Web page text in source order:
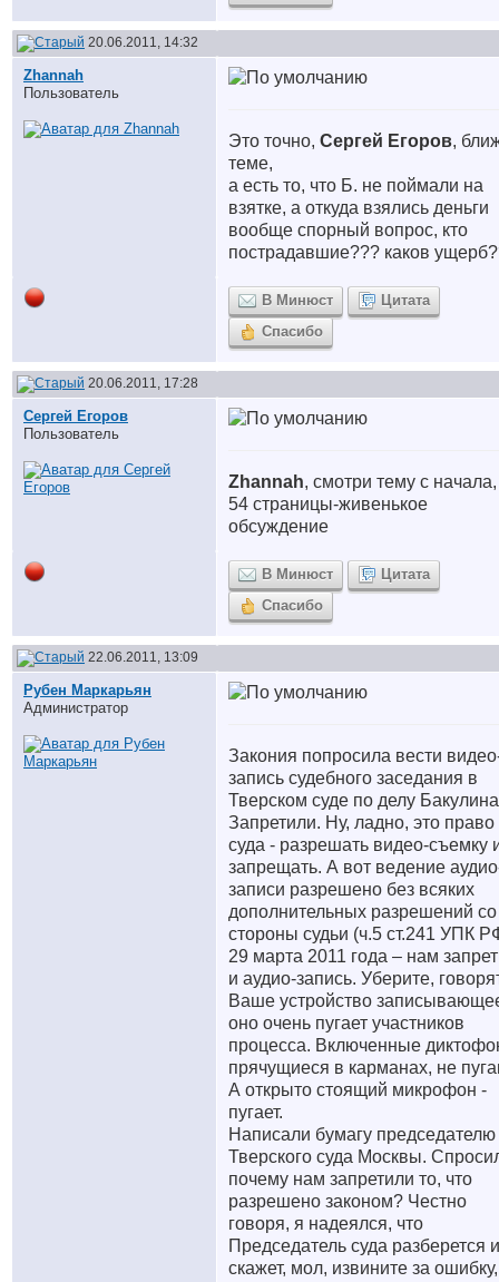
20.06.2011, 14:32
Zhannah
Пользователь
Это точно, Сергей Егоров,
теме,
а есть то, что Б. не поймали на
взятке, а откуда взялись деньги
вообще спорный вопрос, кто
пострадавшие??? каков
В Минюст
Цитата
Спасибо
20.06.2011, 17:28
Сергей Егоров
Пользователь
Zhannah, смотри тему с
54 страницы-живенькое
обсуждение
В Минюст
Цитата
Спасибо
22.06.2011, 13:09
Рубен Маркарьян
Администратор
Закония попросила вести
запись судебного заседания в
Тверском суде по делу
Запретили. Ну, ладно, это право
суда - разрешать видео-съемку
запрещать. А вот ведение
записи разрешено без всяких
дополнительных разрешений со
стороны судьи (ч.5 ст.241 УПК
29 марта 2011 года – нам
и аудио-запись. Уберите,
Ваше устройство
оно очень пугает участников
процесса. Включенные
прячущиеся в карманах, не
А открыто стоящий микрофон -
пугает.
Написали бумагу председателю
Тверского суда Москвы.
почему нам запретили то, что
разрешено законом? Честно
говоря, я надеялся, что
Председатель суда разберется и
скажет, мол, извините за ошибку,